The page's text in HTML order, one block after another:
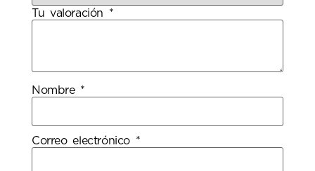
Tu valoración *
Nombre *
Correo electrónico *